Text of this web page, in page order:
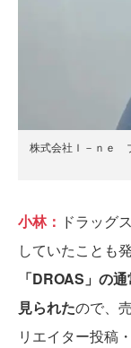
株式会社Ｉ－ｎｅ
小林： ドラッグ
していたことも
「DROAS」の
見られたので、
リエイター投稿